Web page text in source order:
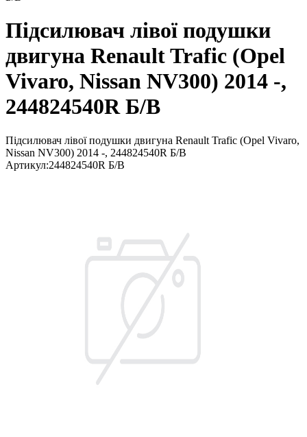
Підсилювач лівої подушки
двигуна Renault Trafic (Opel
Vivaro, Nissan NV300) 2014 -,
244824540R Б/В
Підсилювач лівої подушки двигуна Renault Trafic (Opel Vivaro,
Nissan NV300) 2014 -, 244824540R Б/В
Артикул:244824540R Б/В